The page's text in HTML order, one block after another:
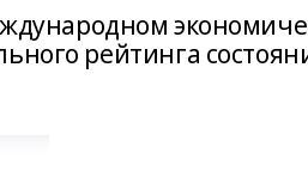
рейтинга